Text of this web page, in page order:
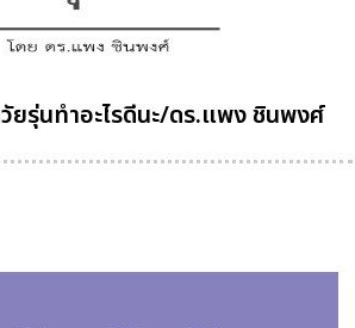
ยรุ่นทำอะไรดีนะ/ดร.แพง ชินพงศ์